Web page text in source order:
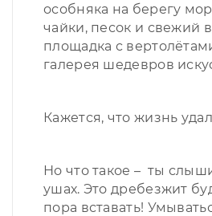
особняка на берегу
чайки, песок и свежий
площадка с
галерея шедевров
Кажется, что жизнь
Но что такое – ты
ушах. Это дребезжит
пора вставать!